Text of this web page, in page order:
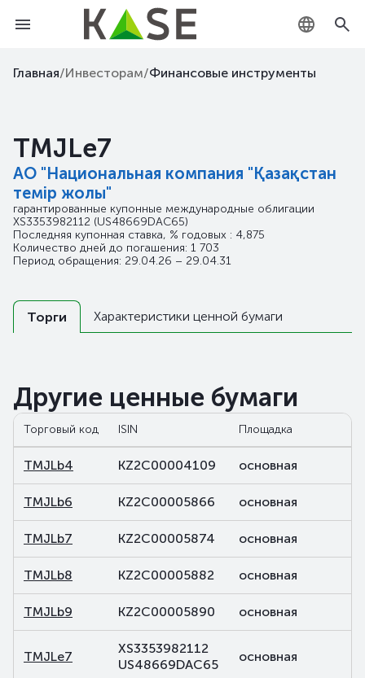
KZ
Главная/Инвесторам/Финансовые инструменты
TMJLe7
АО "Национальная компания "Қазақстан
темір жолы"
гарантированные купонные международные облигации
XS3353982112 (US48669DAC65)
Последняя купонная ставка, % годовых : 4,875
Количество дней до погашения: 1 703
Период обращения: 29.04.26 – 29.04.31
Торги Характеристики ценной бумаги
Другие ценные бумаги
Торговый код ISIN Площадка
TMJLb4 KZ2C00004109 основная
TMJLb6 KZ2C00005866 основная
TMJLb7 KZ2C00005874 основная
TMJLb8 KZ2C00005882 основная
TMJLb9 KZ2C00005890 основная
TMJLe7
XS3353982112
US48669DAC65
основная